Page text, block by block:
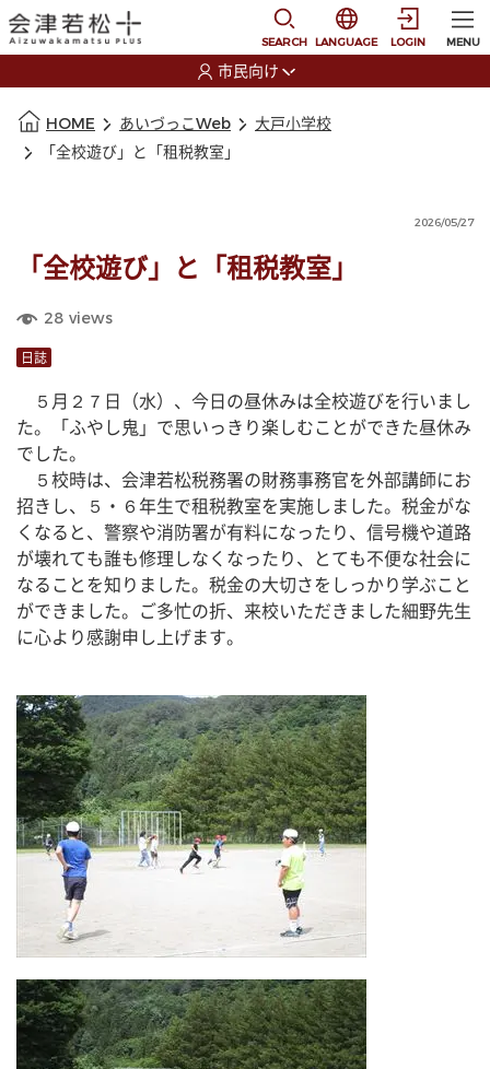
SEARCH
選択すると言語の切
LANGUAGE LOGIN MENU
市民向け
HOME あいづっこWeb
大戸小学校
「全校遊び」と「租税教室」
2026/05/27
「全校遊び」と「租税教室」
28 views
日誌
５月２７日（水）、今日の昼休みは全校遊びを行いまし
た。「ふやし鬼」で思いっきり楽しむことができた昼休み
でした。
５校時は、会津若松税務署の財務事務官を外部講師にお
招きし、５・６年生で租税教室を実施しました。税金がな
くなると、警察や消防署が有料になったり、信号機や道路
が壊れても誰も修理しなくなったり、とても不便な社会に
なることを知りました。税金の大切さをしっかり学ぶこと
ができました。ご多忙の折、来校いただきました細野先生
に心より感謝申し上げます。